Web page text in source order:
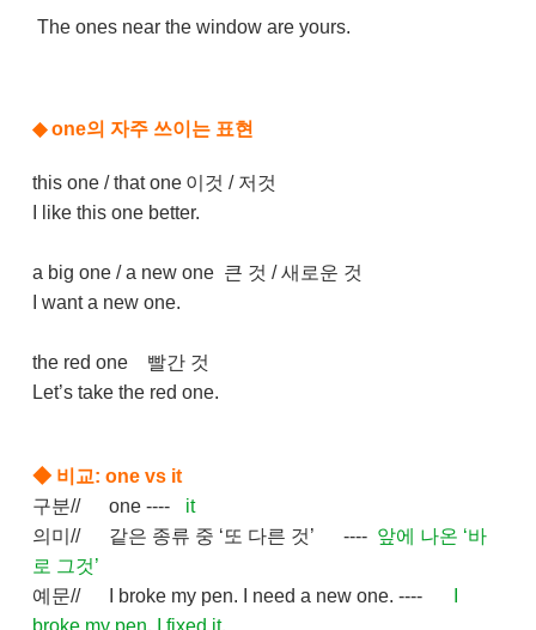
The ones near the window are yours.
◆one의 자주 쓰이는 표현
this one / that one 이것 / 저것
I like this one better.
a big one / a new one 큰 것 / 새로운 것
I want a new one.
the red one
빨간 것
Let’s take the red one.
◆​ 비교: one vs it
구분//
one ----
it
의미//
같은 종류 중 ‘또 다른 것’ ---- 앞에 나온 ‘바
로 그것’
예문//
I broke my pen. I need a new one. ----
broke my pen. I fixed it.